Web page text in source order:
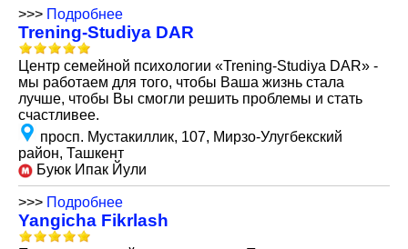
>>> Подробнее
Trening-Studiya DAR
Центр семейной психологии «Trening-Studiya DAR» -
мы работаем для того, чтобы Ваша жизнь стала
лучше, чтобы Вы смогли решить проблемы и стать
счастливее.
просп. Мустакиллик, 107, Мирзо-Улугбекский
район, Ташкент
Буюк Ипак Йули
>>> Подробнее
Yangicha Fikrlash